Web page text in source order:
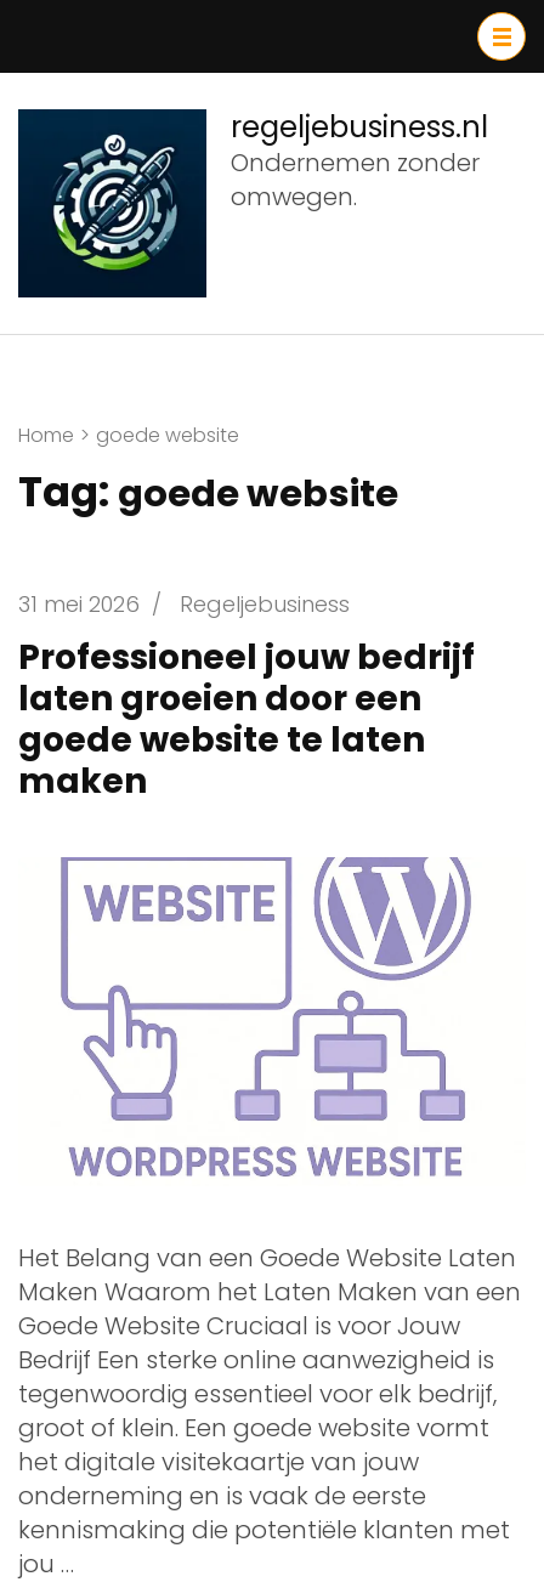
inhoud
(druk
Enter)
regeljebusiness.nl
Ondernemen zonder
omwegen.
Home > goede website
Tag: goede website
31 mei 2026 / Regeljebusiness
Professioneel jouw bedrijf
laten groeien door een
goede website te laten
maken
Het Belang van een Goede Website Laten
Maken Waarom het Laten Maken van een
Goede Website Cruciaal is voor Jouw
Bedrijf Een sterke online aanwezigheid is
tegenwoordig essentieel voor elk bedrijf,
groot of klein. Een goede website vormt
het digitale visitekaartje van jouw
onderneming en is vaak de eerste
kennismaking die potentiële klanten met
jou …